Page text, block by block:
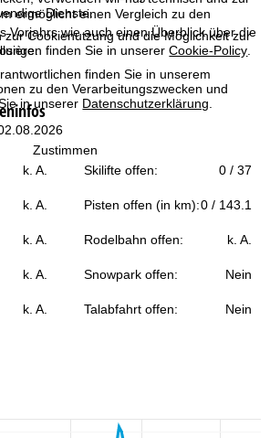
Dienste.
zur Cookienutzung und die Möglichkeit zur
finden Sie in unsererCookie-Policy
finden Sie in unserem
zu den Verarbeitungszwecken und
in unserer Datenschutzerklärung
Zustimmen
ermöglicht einen Vergleich zu den
Vorjahrs wie auch einen Überblick über die
k. A. Skilifte offen: 0 / 37
k. A. Pisten offen (in km):0 / 143.1
k. A. Rodelbahn offen: k. A.
k. A. Snowpark offen: Nein
k. A. Talabfahrt offen: Nein